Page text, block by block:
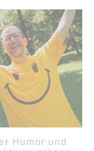
Humor und